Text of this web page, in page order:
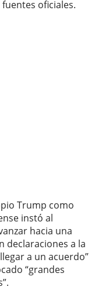
oficiales.
Trump como
instó al
hacia una
declaraciones a la
a un acuerdo”
“grandes